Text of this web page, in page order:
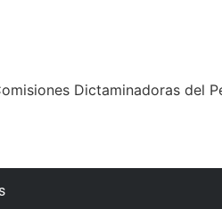
Dictaminadoras del